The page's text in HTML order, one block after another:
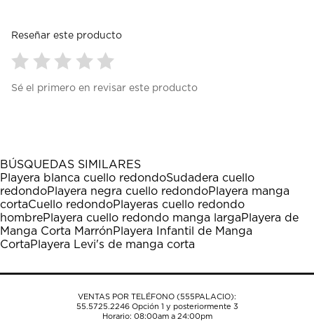
Reseñar este producto
para
1
estrella
Esta
acción
abrirá
el
formulario
de
para
estrellas.
Esta
acción
abrirá
el
formulario
de
para
estrellas.
Esta
acción
abrirá
el
formulario
de
para
estrellas.
Esta
acción
abrirá
el
formulario
de
para
estrellas.
Esta
acción
abrirá
el
formulario
de
Sé el primero en revisar este producto
BÚSQUEDAS SIMILARES
Playera blanca cuello redondoSudadera cuello
redondoPlayera negra cuello redondoPlayera manga
cortaCuello redondoPlayeras cuello redondo
hombrePlayera cuello redondo manga largaPlayera de
Manga Corta MarrónPlayera Infantil de Manga
CortaPlayera Levi's de manga corta
VENTAS POR TELÉFONO (555PALACIO):
55.5725.2246Opción 1 y posteriormente 3
Horario: 08:00am a 24:00pm